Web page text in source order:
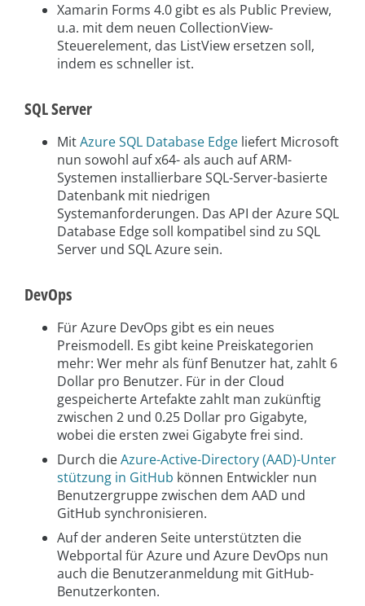
Xamarin Forms 4.0 gibt es als Public Preview,
u.a. mit dem neuen CollectionView-
Steuerelement, das ListView ersetzen soll,
indem es schneller ist.
SQL Server
MitAzure SQL Database Edge liefert Microsoft
nun sowohl auf x64- als auch auf ARM-
Systemen installierbare SQL-Server-basierte
Datenbank mit niedrigen
Systemanforderungen. Das API der Azure SQL
Database Edge soll kompatibel sind zu SQL
Server und SQL Azure sein.
DevOps
Für Azure DevOps gibt es ein neues
Preismodell. Es gibt keine Preiskategorien
mehr: Wer mehr als fünf Benutzer hat, zahlt 6
Dollar pro Benutzer. Für in der Cloud
gespeicherte Artefakte zahlt man zukünftig
zwischen 2 und 0.25 Dollar pro Gigabyte,
wobei die ersten zwei Gigabyte frei sind.
Durch dieAzure-Active-Directory (AAD)-Unter
stützung in GitHub können Entwickler nun
Benutzergruppe zwischen dem AAD und
GitHub synchronisieren.
Auf der anderen Seite unterstützten die
Webportal für Azure und Azure DevOps nun
auch die Benutzeranmeldung mit GitHub-
Benutzerkonten.